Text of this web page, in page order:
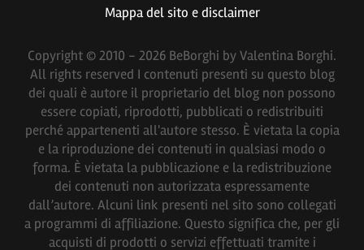
Mappa del sito e disclaimer
Copyright © 2010 - 2026 BeBorghi by Valentina Borghi.
All rights reserved I contenuti presenti su questo blog
dei quali è autore il proprietario del blog non possono
essere copiati, riprodotti, pubblicati o redistribuiti
perché appartenenti all'autore stesso. È vietata la copia
e la riproduzione dei contenuti in qualsiasi modo o
forma. È vietata la pubblicazione e la redistribuzione
dei contenuti non autorizzata espressamente
dall’autore. Alcuni link presenti nel sito sono collegati
a programmi di affiliazione. Questo significa che, per gli
acquisti di prodotti o servizi effettuati tramite i